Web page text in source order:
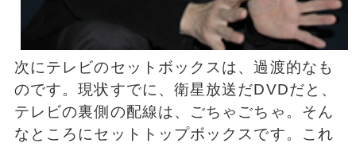
次にテレビのセットボックスは、過渡的なも
のです。現状すでに、衛星放送だDVDだと、
テレビの裏側の配線は、ごちゃごちゃ。そん
なところにセットトップボックスです。これ